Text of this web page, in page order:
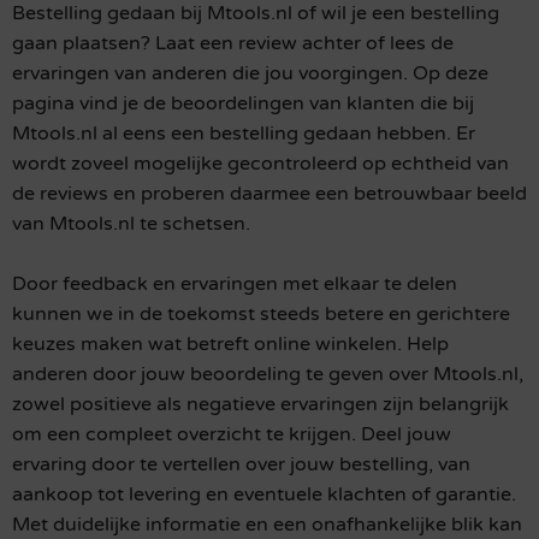
Bestelling gedaan bij Mtools.nl of wil je een bestelling
gaan plaatsen? Laat een review achter of lees de
ervaringen van anderen die jou voorgingen. Op deze
pagina vind je de beoordelingen van klanten die bij
Mtools.nl al eens een bestelling gedaan hebben. Er
wordt zoveel mogelijke gecontroleerd op echtheid van
de reviews en proberen daarmee een betrouwbaar beeld
van Mtools.nl te schetsen.
Door feedback en ervaringen met elkaar te delen
kunnen we in de toekomst steeds betere en gerichtere
keuzes maken wat betreft online winkelen. Help
anderen door jouw beoordeling te geven over Mtools.nl,
zowel positieve als negatieve ervaringen zijn belangrijk
om een compleet overzicht te krijgen. Deel jouw
ervaring door te vertellen over jouw bestelling, van
aankoop tot levering en eventuele klachten of garantie.
Met duidelijke informatie en een onafhankelijke blik kan